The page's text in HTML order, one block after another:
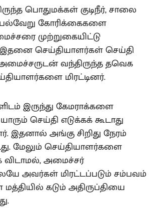
பொதுமக்கள் குடிநீர், சாலை
கோரிக்கைகளை
முற்றுகையிட்டு
செய்தியாளர்கள் செய்தி
வந்திருந்த தவெக
மிரட்டினர்.
இருந்து கேமராக்களை
செய்தி எடுக்கக் கூடாது
இதனால் அங்கு சிறிது நேரம்
மேலும் செய்தியாளர்களை
விடாமல், அமைச்சர்
அவர்கள் மிரட்டப்படும் சம்பவம்
கடும் அதிருப்தியை